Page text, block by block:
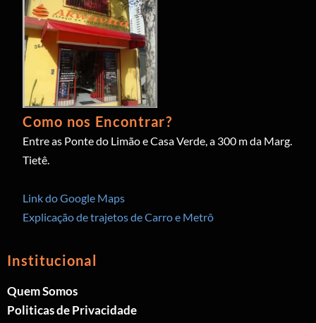
Como nos Encontrar?
Entre as Ponte do Limão e Casa Verde, a 300 m da Marg.
Tietê.
Link do Google Maps
Explicação de trajetos de Carro e Metrô
Institucional
Quem Somos
Politicas de Privacidade